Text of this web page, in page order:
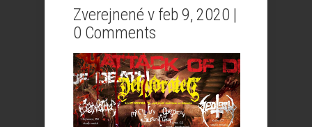
Zverejnené v feb 9, 2020 |
0 Comments